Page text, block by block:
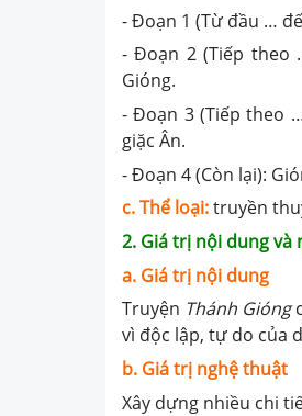
- Đoạn 1 (Từ đầu …
- Đoạn 2 (Tiếp theo
Gióng.
- Đoạn 3 (Tiếp theo
giặc Ân.
- Đoạn 4 (Còn lại):
c. Thể loại:truyền
2. Giá trị nội dung và
a. Giá trị nội dung
Truyện Thánh Gióng
vì độc lập, tự do của
b. Giá trị nghệ thuật
Xây dựng nhiều chi